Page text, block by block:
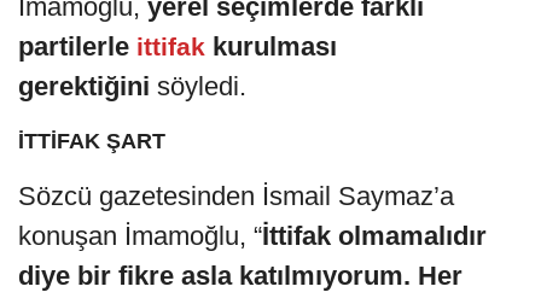
İmamoğlu, yerel seçimlerde farklı
partilerle ittifak kurulması
gerektiğini söyledi.
İTTİFAK ŞART
Sözcü gazetesinden İsmail Saymaz’a
konuşan İmamoğlu, “İttifak olmamalıdır
diye bir fikre asla katılmıyorum. Her